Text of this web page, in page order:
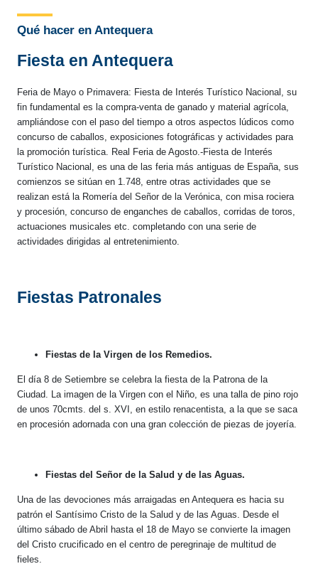
Qué hacer en Antequera
Fiesta en Antequera
Feria de Mayo o Primavera: Fiesta de Interés Turístico Nacional, su
fin fundamental es la compra-venta de ganado y material agrícola,
ampliándose con el paso del tiempo a otros aspectos lúdicos como
concurso de caballos, exposiciones fotográficas y actividades para
la promoción turística. Real Feria de Agosto.-Fiesta de Interés
Turístico Nacional, es una de las feria más antiguas de España, sus
comienzos se sitúan en 1.748, entre otras actividades que se
realizan está la Romería del Señor de la Verónica, con misa rociera
y procesión, concurso de enganches de caballos, corridas de toros,
actuaciones musicales etc. completando con una serie de
actividades dirigidas al entretenimiento.
Fiestas Patronales
Fiestas de la Virgen de los Remedios.
El día 8 de Setiembre se celebra la fiesta de la Patrona de la
Ciudad. La imagen de la Virgen con el Niño, es una talla de pino rojo
de unos 70cmts. del s. XVI, en estilo renacentista, a la que se saca
en procesión adornada con una gran colección de piezas de joyería.
Fiestas del Señor de la Salud y de las Aguas.
Una de las devociones más arraigadas en Antequera es hacia su
patrón el Santísimo Cristo de la Salud y de las Aguas. Desde el
último sábado de Abril hasta el 18 de Mayo se convierte la imagen
del Cristo crucificado en el centro de peregrinaje de multitud de
fieles.